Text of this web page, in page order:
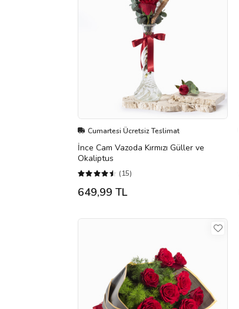
Cumartesi Ücretsiz Teslimat
İnce Cam Vazoda Kırmızı Güller ve
Okaliptus
(15)
649,99 TL